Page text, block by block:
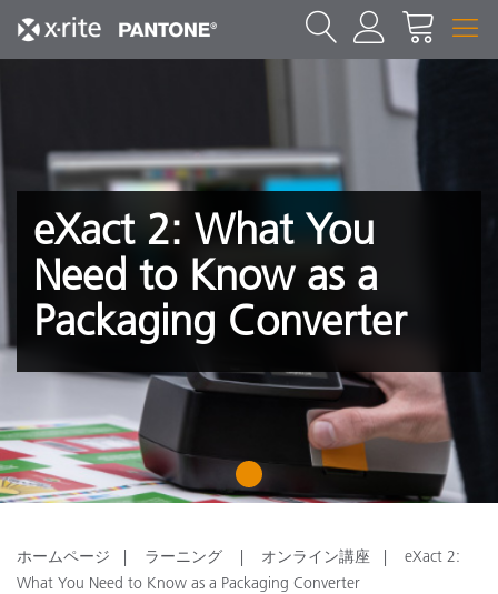
eXact 2: What You
Need to Know as a
Packaging Converter
1
ホームページ ラーニング オンライン講座
eXact 2:
What You Need to Know as a Packaging Converter